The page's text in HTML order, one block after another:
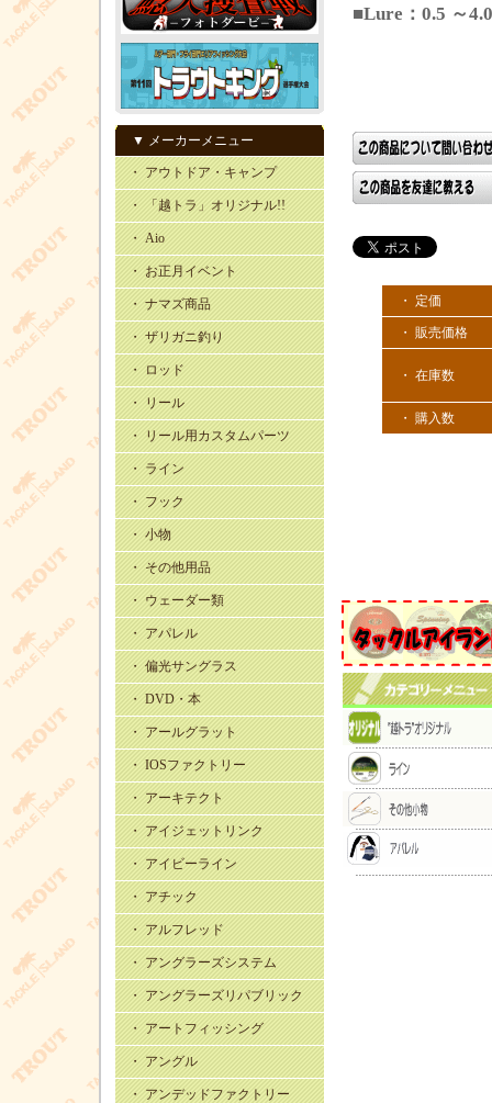
▼ メーカーメニュー
・ アウトドア・キャンプ
・ 「越トラ」オリジナル!!
・ Aio
・ お正月イベント
・ ナマズ商品
・ ザリガニ釣り
・ ロッド
・ リール
・ リール用カスタムパーツ
・ ライン
・ フック
・ 小物
・ その他用品
・ ウェーダー類
・ アパレル
・ 偏光サングラス
・ DVD・本
・ アールグラット
・ IOSファクトリー
・ アーキテクト
・ アイジェットリンク
・ アイビーライン
・ アチック
・ アルフレッド
・ アングラーズシステム
・ アングラーズリパブリック
・ アートフィッシング
・ アングル
・ アンデッドファクトリー
■Lure：0.5 ～
・ 定価
・ 販売価格
・ 在庫数
・ 購入数